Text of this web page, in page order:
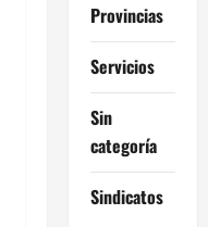
Provincias
Servicios
Sin
categoría
Sindicatos